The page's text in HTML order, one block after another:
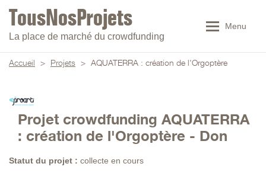
La place de marché du crowdfunding
Menu
Accueil > Projets > AQUATERRA : création de l'Orgoptère
Projet crowdfunding AQUATERRA
: création de l'Orgoptère - Don
Statut du projet : collecte en cours